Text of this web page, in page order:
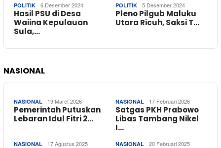
POLITIK 6 Desember 2024
Hasil PSU di Desa
Waiina Kepulauan
Sula,…
POLITIK 5 Desember 2024
Pleno Pilgub Maluku
Utara Ricuh, Saksi T…
NASIONAL
NASIONAL 19 Maret 2026
Pemerintah Putuskan
Lebaran Idul Fitri 2…
NASIONAL 17 Februari 2026
Satgas PKH Prabowo
Libas Tambang Nikel
I…
NASIONAL 17 Agustus 2025 NASIONAL 20 Februari 2025